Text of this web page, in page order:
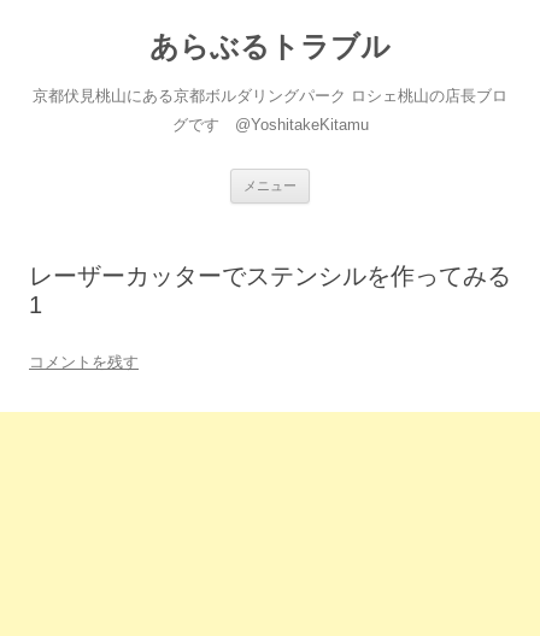
あらぶるトラブル
京都伏見桃山にある京都ボルダリングパーク ロシェ桃山の店長ブロ
グです @YoshitakeKitamu
メニュー
ス
レーザーカッターでステンシルを作ってみる
1
コメントを残す